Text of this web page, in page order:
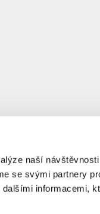
naší návštěvnosti
se svými partnery
informacemi,